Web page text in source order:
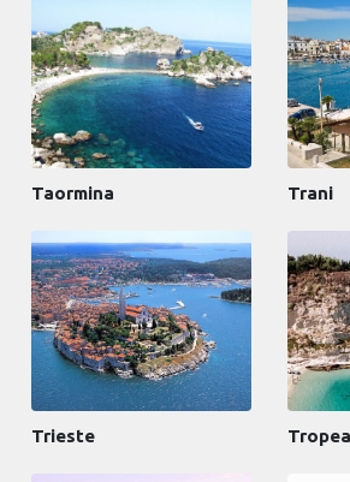
Taormina Trani
Trieste Tropea